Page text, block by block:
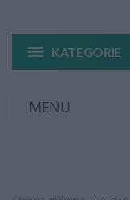
KATEGORIE
MENU